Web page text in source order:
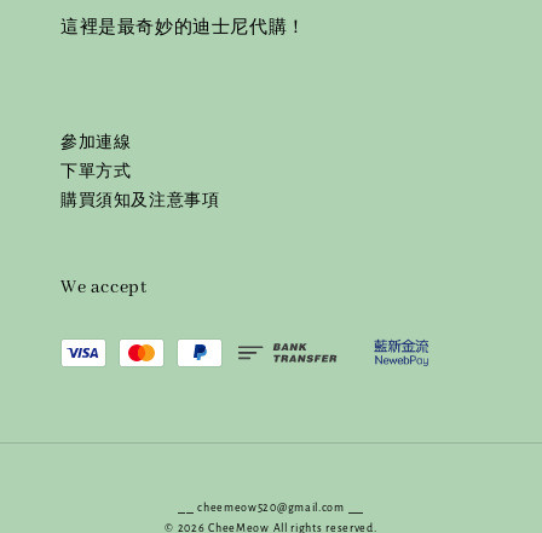
這裡是最奇妙的迪士尼代購！
參加連線
下單方式
購買須知及注意事項
We accept
⎯⎯ cheemeow520@gmail.com ⎯⎯
© 2026 CheeMeow All rights reserved.